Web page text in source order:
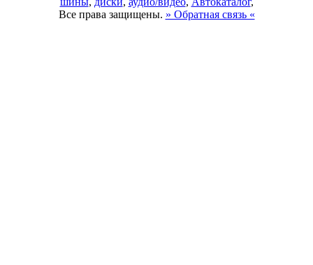
Все права защищены. » Обратная связь «